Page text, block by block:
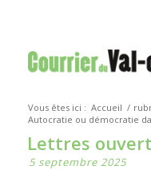
Vous êtes ici : Accueil /
Autocratie ou démocratie
Lettres
5 septembre 2025